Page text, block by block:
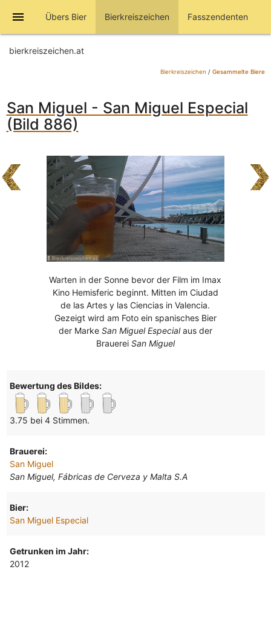
menu Übers Bier Bierkreiszeichen Fasszendenten
bierkreiszeichen.at
Bierkreiszeichen / Gesammelte Biere
San Miguel - San Miguel Especial
(Bild 886)
Warten in der Sonne bevor der Film im Imax
Kino Hemisferic beginnt. Mitten im Ciudad
de las Artes y las Ciencias in Valencia.
Gezeigt wird am Foto ein spanisches Bier
der Marke San Miguel Especialaus der
Brauerei San Miguel
Bewertung des Bildes:
3.75 bei 4 Stimmen.
Brauerei:
San Miguel
San Miguel, Fábricas de Cerveza y Malta S.A
Bier:
San Miguel Especial
Getrunken im Jahr:
2012